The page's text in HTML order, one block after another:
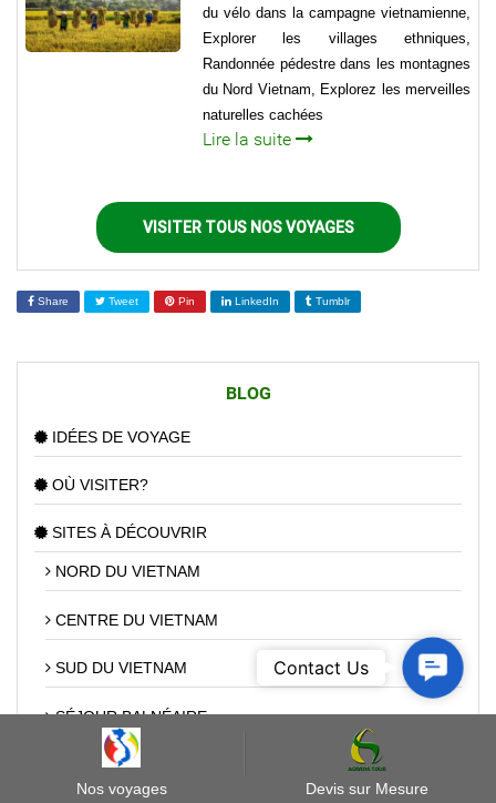
du vélo dans la campagne vietnamienne,
Explorer les villages ethniques,
Randonnée pédestre dans les montagnes
du Nord Vietnam, Explorez les merveilles
naturelles cachées
Lire la suite
VISITER TOUS NOS VOYAGES
Share Tweet Pin LinkedIn Tumblr
BLOG
IDÉES DE VOYAGE
OÙ VISITER?
SITES À DÉCOUVRIR
NORD DU VIETNAM
CENTRE DU VIETNAM
SUD DU VIETNAM
SÉJOUR BALNÉAIRE
VOYAGE AU LAOS
Nos voyages
Devis sur Mesure
Contact
Contact Us